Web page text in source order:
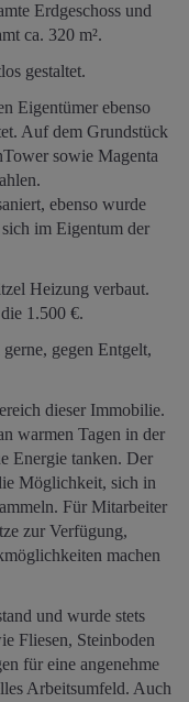
Erdgeschoss und
ca. 320 m².
gestaltet.
Eigentümer ebenso
Auf dem Grundstück
sowie Magenta
ebenso wurde
im Eigentum der
Heizung verbaut.
1.500 €.
gegen Entgelt,
dieser Immobilie.
warmen Tagen in der
Energie tanken. Der
Möglichkeit, sich in
Für Mitarbeiter
zur Verfügung,
machen
und wurde stets
Fliesen, Steinboden
für eine angenehme
Arbeitsumfeld. Auch